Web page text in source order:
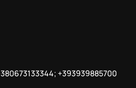
+393939885700